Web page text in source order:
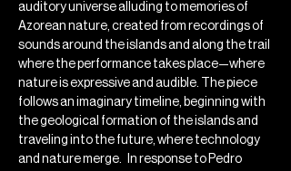
auditory universe alluding to memories of
Azorean nature, created from recordings of
sounds around the islands and along the trail
where the performance takes place—where
nature is expressive and audible. The piece
follows an imaginary timeline, beginning with
the geological formation of the islands and
traveling into the future, where technology
and nature merge.   In response to Pedro